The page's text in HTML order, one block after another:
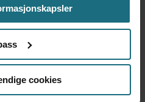
cookies
siden
i 18 år – får
siden